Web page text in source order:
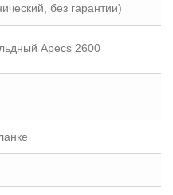
без гарантии)
Apecs 2600